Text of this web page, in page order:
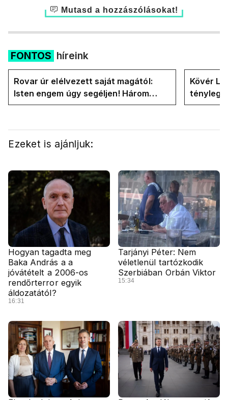
Mutasd a hozzászólásokat!
FONTOS híreink
Rovar úr elélvezett saját magától:
Isten engem úgy segéljen! Három
hónapja vagyok miniszterelnök....
Kövér
tényleg
Ezeket is ajánljuk:
Hogyan tagadta meg
Baka András a a
jóvátételt a 2006-os
rendőrterror egyik
áldozatától?
16:31
Tarjányi Péter: Nem
véletlenül tartózkodik
Szerbiában Orbán Viktor
15:34